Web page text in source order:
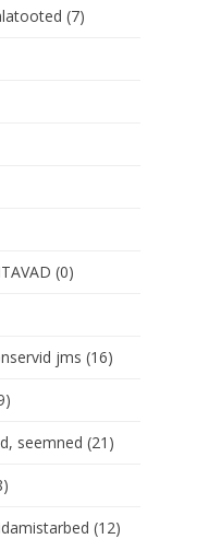
(7)
(0)
jms (16)
seemned (21)
(12)